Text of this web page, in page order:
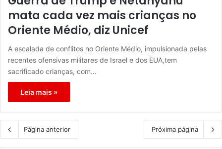
mata cada vez mais crianças no
Oriente Médio, diz Unicef
A escalada de conflitos no Oriente Médio, impulsionada pelas
recentes ofensivas militares de Israel e dos EUA,tem
sacrificado crianças, com…
Leia mais »
Página anterior Próxima página